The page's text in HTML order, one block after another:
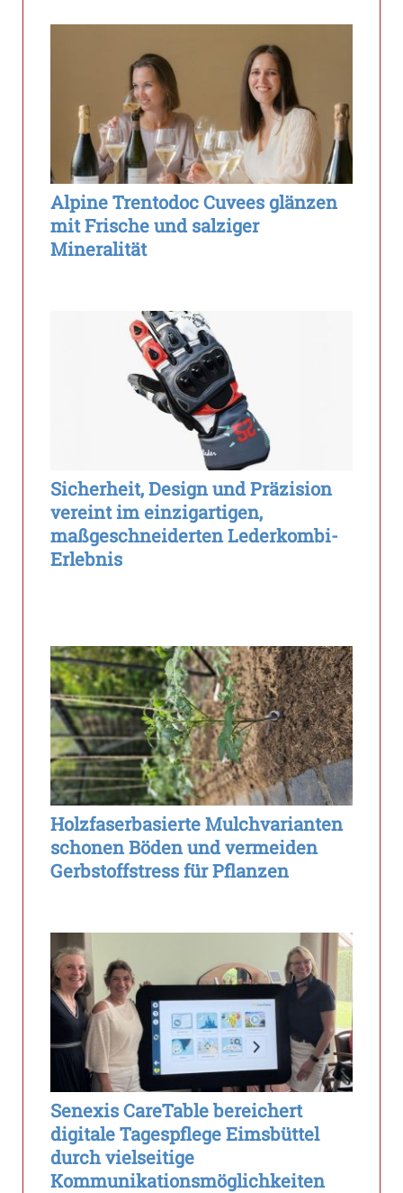
Alpine Trentodoc Cuvees glänzen
mit Frische und salziger
Mineralität
Sicherheit, Design und Präzision
vereint im einzigartigen,
maßgeschneiderten Lederkombi-
Erlebnis
Holzfaserbasierte Mulchvarianten
schonen Böden und vermeiden
Gerbstoffstress für Pflanzen
Senexis CareTable bereichert
digitale Tagespflege Eimsbüttel
durch vielseitige
Kommunikationsmöglichkeiten